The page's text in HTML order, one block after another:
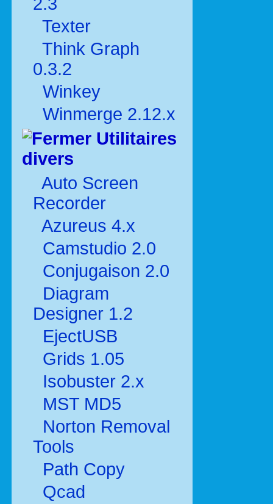
Texter
Think Graph
0.3.2
Winkey
Winmerge 2.12.x
Utilitaires
divers
Auto Screen
Recorder
Azureus 4.x
Camstudio 2.0
Conjugaison 2.0
Diagram
Designer 1.2
EjectUSB
Grids 1.05
Isobuster 2.x
MST MD5
Norton Removal
Tools
Path Copy
Qcad